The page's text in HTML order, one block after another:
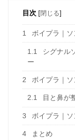
目次 [閉じる]
1 ボイプラ｜
1.1
シグナル
ー
2 ボイプラ｜
2.1 目と鼻が
3 ボイプラ｜
4 まとめ